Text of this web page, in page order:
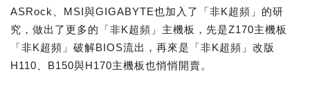
ASRock、MSI與GIGABYTE也加入了「非K超頻」的研
究，做出了更多的「非K超頻」主機板，先是Z170主機板
「非K超頻」破解BIOS流出，再來是「非K超頻」改版
H110、B150與H170主機板也悄悄開賣。